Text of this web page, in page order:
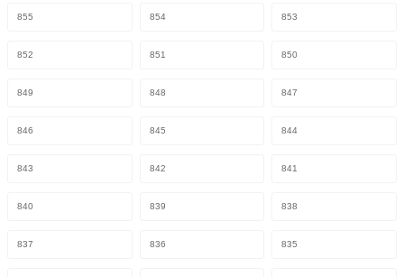
855 854 853
852 851 850
849 848 847
846 845 844
843 842 841
840 839 838
837 836 835